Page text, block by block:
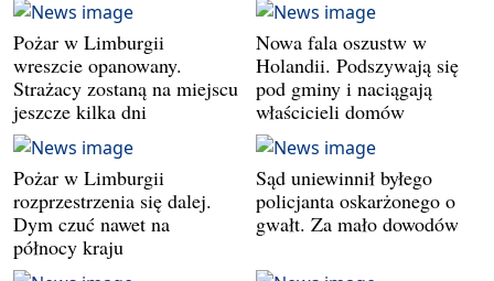
Pożar w Limburgii
wreszcie opanowany.
Strażacy zostaną na miejscu
jeszcze kilka dni
Nowa fala oszustw w
Holandii. Podszywają się
pod gminy i naciągają
właścicieli domów
Pożar w Limburgii
rozprzestrzenia się dalej.
Dym czuć nawet na
północy kraju
Sąd uniewinnił byłego
policjanta oskarżonego o
gwałt. Za mało dowodów